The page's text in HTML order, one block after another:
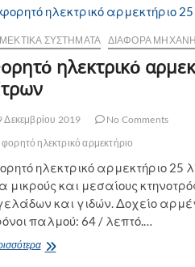
ΣΥΣΤΉΜΑΤΑ ΔΙΆΦΟΡΑ
ηλεκτρικό
Δεκεμβρίου 2019
No Comments
φορητό ηλεκτρικό αρμεκτήριο
ηλεκτρικό αρμεκτήριο 25
μικρούς και μεσαίους
και γιδών. Δοχείο
παλμού: 64 / λεπτό.…
Φορητό